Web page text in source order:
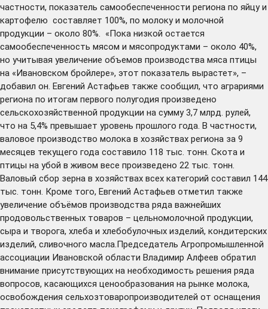
частности, показатель самообеспеченности региона по яйцу и
картофелю составляет 100%, по молоку и молочной
продукции – около 80%. «Пока низкой остается
самообеспеченность мясом и мясопродуктами – около 40%,
но учитывая увеличение объемов производства мяса птицы
на «Ивановском бройлере», этот показатель вырастет», –
добавил он. Евгений Астафьев также сообщил, что аграриями
региона по итогам первого полугодия произведено
сельскохозяйственной продукции на сумму 3,7 млрд. рулей,
что на 5,4% превышает уровень прошлого года. В частности,
валовое производство молока в хозяйствах региона за 9
месяцев текущего года составило 118 тыс. тонн. Скота и
птицы на убой в живом весе произведено 22 тыс. тонн.
Валовый сбор зерна в хозяйствах всех категорий составил 144
тыс. тонн. Кроме того, Евгений Астафьев отметил также
увеличение объёмов производства ряда важнейших
продовольственных товаров – цельномолочной продукции,
сыра и творога, хлеба и хлебобулочных изделий, кондитерских
изделий, сливочного масла.Председатель Агропромышленной
ассоциации Ивановской области Владимир Алфеев обратил
внимание присутствующих на необходимость решения ряда
вопросов, касающихся ценообразования на рынке молока,
освобождения сельхозтоваропроизводителей от оснащения